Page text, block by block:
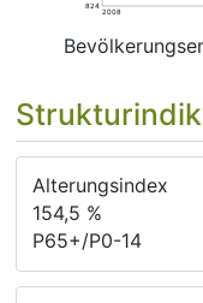
824
2008
Alterungsindex
154,5 %
P65+/P0-14